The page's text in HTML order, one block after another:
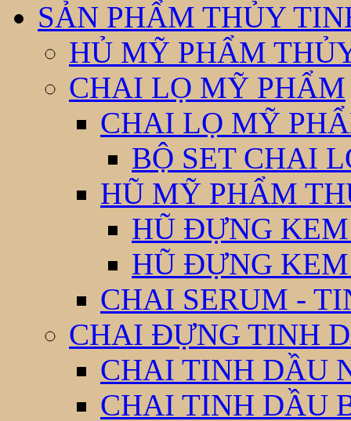
SẢN PHẨM THỦY
HỦ MỸ PHẨM
CHAI LỌ MỸ PHẨM
CHAI LỌ MỸ
BỘ SET CHAI
HŨ MỸ PHẨM
HŨ ĐỰNG
HŨ ĐỰNG
CHAI SERUM -
CHAI ĐỰNG TINH
CHAI TINH DẦU
CHAI TINH DẦU